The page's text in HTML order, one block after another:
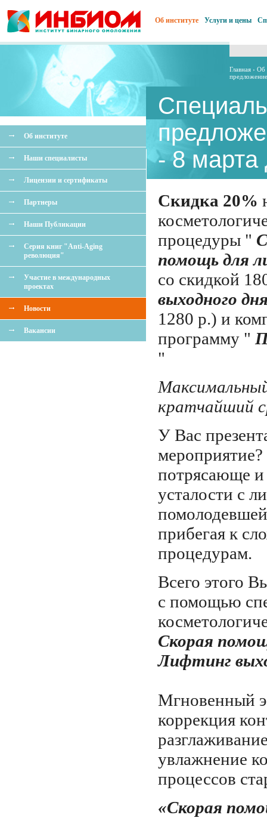
Об институте Услуги и цены
Об институте
Наши специалисты
Лицензии и сертификаты
Партнеры
Наши Публикации
Серия книг "Anti-Aging
революция"
Участие в международных
проектах
Новости
Вакансии
Главная › Об
- 8 марта
Скидка 20%
процедуры "
помощь для
со скидкой
выходного
1280 р.) и
программу "
"
кратчайший
У Вас
мероприятие?
потрясающе и
усталости с
прибегая к
процедурам.
Всего этого
с помощью
Скорая
Лифтинг
Мгновенный
коррекция
увлажнение
процессов
«Скорая